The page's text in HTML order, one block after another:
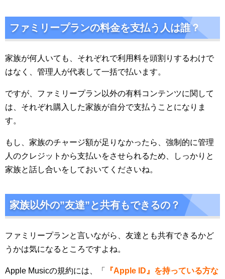
ファミリープランの料金を支払う人は誰？
家族が何人いても、それぞれで利用料を頭割りするわけで
はなく、管理人が代表して一括で払います。
ですが、ファミリープラン以外の有料コンテンツに関して
は、それぞれ購入した家族が自分で支払うことになりま
す。
もし、家族のチャージ額が足りなかったら、強制的に管理
人のクレジットから支払いをさせられるため、しっかりと
家族と話し合いをしておいてくださいね。
家族以外の”友達”と共有もできるの？
ファミリープランと言いながら、友達とも共有できるかど
うかは気になるところですよね。
Apple Musicの規約には、「
『Apple ID』を持っている方な